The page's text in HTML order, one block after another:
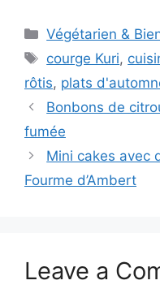
Categories
Végétarien &
Tags
courge Kuri,
rôtis, plats
Bonbons de
fumée
Mini cakes avec
Fourme d’Ambert
Leave a